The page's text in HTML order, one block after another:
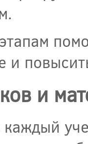
и
и
каждый